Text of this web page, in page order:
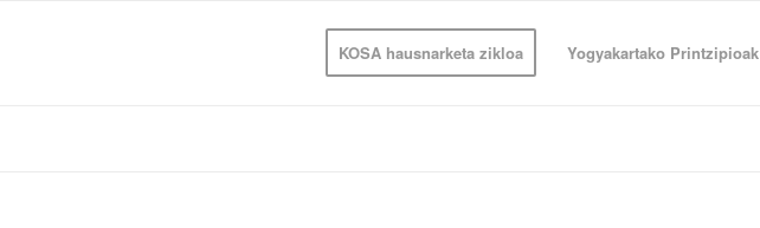
KOSA hausnarketa zikloa Yogyakartako Printzipioak